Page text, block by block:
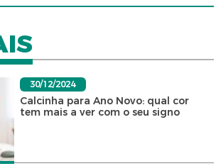
30/12/2024
Calcinha para Ano Novo: qual cor
tem mais a ver com o seu signo